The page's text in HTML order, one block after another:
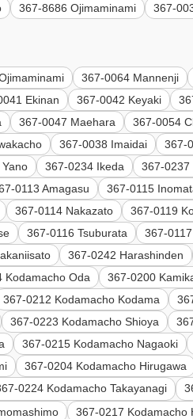
367-8686 Ojimaminami 367-
367-0064 Mannenji
Ekinan 367-0042 Keyaki
367-0047 Maehara 367-0054
367-0038 Imaidai 367-
367-0234 Ikeda 367-0237
0113 Amagasu 367-0115
367-0114 Nakazato 367-0119
367-0116 Tsuburata 367-
367-0242 Harashinden
Kodamacho Oda 367-0200
367-0212 Kodamacho Kodama
367-0223 Kodamacho Shioya
367-0215 Kodamacho Nagaoki
367-0204 Kodamacho Hirugawa
0224 Kodamacho Takayanagi
367-0217 Kodamacho